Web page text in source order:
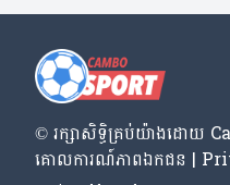
© រក្សា​សិទ្ធិ​គ្រប់​យ៉ាង​ដោយ​
គោលការណ៍​ភាព​ឯកជន |